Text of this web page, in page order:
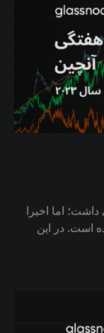
اما اخیرا
است. در این